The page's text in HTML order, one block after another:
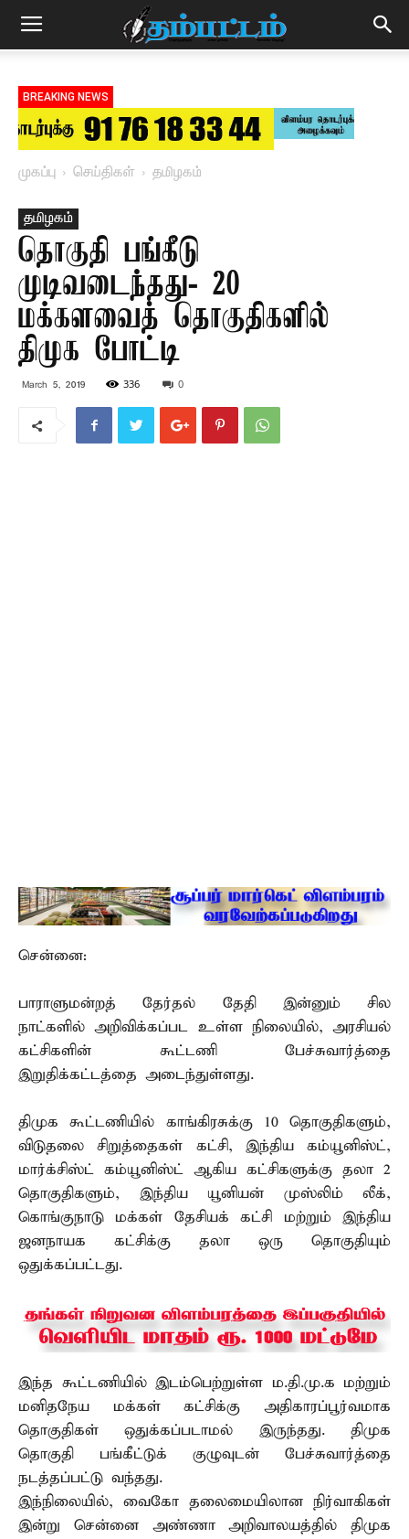
BREAKING NEWS
முகப்பு செய்திகள் தமிழகம்
தமிழகம்
தொகுதி பங்கீடு
முடிவடைந்தது- 20
மக்களவைத் தொகுதிகளில்
திமுக போட்டி
March 5, 2019 336 0
சென்னை:
பாராளுமன்றத் தேர்தல் தேதி இன்னும் சில
நாட்களில் அறிவிக்கப்பட உள்ள நிலையில், அரசியல்
கட்சிகளின் கூட்டணி பேச்சுவார்த்தை
இறுதிக்கட்டத்தை அடைந்துள்ளது.
திமுக கூட்டணியில் காங்கிரசுக்கு 10 தொகுதிகளும்,
விடுதலை சிறுத்தைகள் கட்சி, இந்திய கம்யூனிஸ்ட்,
மார்க்சிஸ்ட் கம்யூனிஸ்ட் ஆகிய கட்சிகளுக்கு தலா 2
தொகுதிகளும், இந்திய யூனியன் முஸ்லிம் லீக்,
கொங்குநாடு மக்கள் தேசியக் கட்சி மற்றும் இந்திய
ஜனநாயக கட்சிக்கு தலா ஒரு தொகுதியும்
ஒதுக்கப்பட்டது.
இந்த கூட்டணியில் இடம்பெற்றுள்ள ம.தி.மு.க மற்றும்
மனிதநேய மக்கள் கட்சிக்கு அதிகாரப்பூர்வமாக
தொகுதிகள் ஒதுக்கப்படாமல் இருந்தது. திமுக
தொகுதி பங்கீட்டுக் குழுவுடன் பேச்சுவார்த்தை
நடத்தப்பட்டு வந்தது.
இந்நிலையில், வைகோ தலைமையிலான நிர்வாகிகள்
இன்று சென்னை அண்ணா அறிவாலயத்தில் திமுக